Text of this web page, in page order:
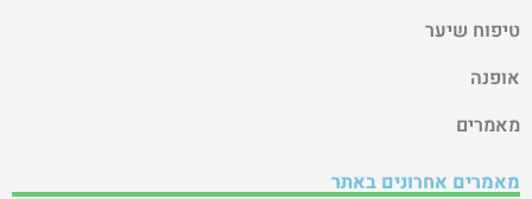
טיפוח שיער
אופנה
מאמרים
מאמרים אחרונים באתר